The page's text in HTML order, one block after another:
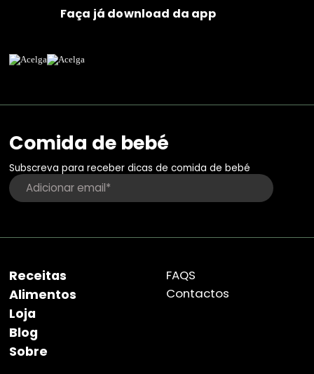
Comida de bebé
Subscreva para receber dicas de comida de bebé
Receitas
Alimentos
Loja
Blog
Sobre
FAQS
Contactos
Faça já download da app